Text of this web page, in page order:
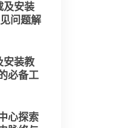
及安装
问题解
安装教
必备工
心探索